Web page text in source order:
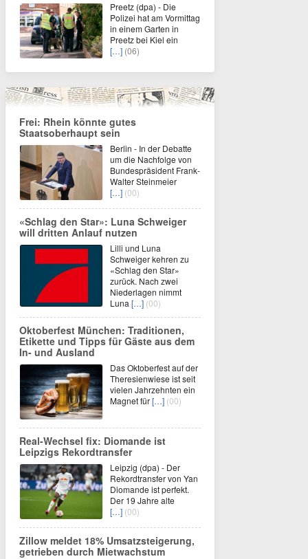
Preetz (dpa) - Die
Polizei hat am Vormittag
in einem Garten in
Preetz bei Kiel ein
[…] (06)
Frei: Rhein könnte gutes
Staatsoberhaupt sein
Berlin - In der Debatte
um die Nachfolge von
Bundespräsident Frank-
Walter Steinmeier
[…] (00)
«Schlag den Star»: Luna Schweiger
will dritten Anlauf nutzen
Lilli und Luna
Schweiger kehren zu
«Schlag den Star»
zurück. Nach zwei
Niederlagen nimmt
Luna […] (00)
Oktoberfest München: Traditionen,
Etikette und Tipps für Gäste aus dem
In- und Ausland
Das Oktoberfest auf der
Theresienwiese ist seit
vielen Jahrzehnten ein
Magnet für[…] (00)
Real-Wechsel fix: Diomande ist
Leipzigs Rekordtransfer
Leipzig (dpa) - Der
Rekordtransfer von Yan
Diomande ist perfekt.
Der 19 Jahre alte
[…] (00)
Zillow meldet 18% Umsatzsteigerung,
getrieben durch Mietwachstum